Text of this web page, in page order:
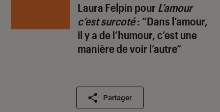
Laura Felpin pour L’amour
c’est surcoté: “Dans l’amour,
il y a de l’humour, c’est une
manière de voir l’autre”
Partager